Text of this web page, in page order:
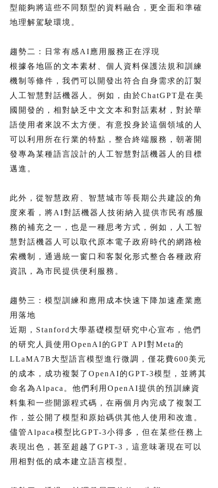
型能夠將這些不同類型的資料融合，更全面和準確
地理解駕駛環境。
趨勢二：日常有感AI應用服務正在浮現
根據各地區的文本素材、個人資料保護法規和訓練
機制等條件，我們可以開發出符合自身需求的訂製
人工智慧對話機器人。例如，由於ChatGPT是在美
國開發的，相對缺乏中文文本和對話素材，對於華
語使用者來說不太方便。有意投身於這個領域的人
可以利用所在行業的特點，整合終端服務，朝著開
發專為某種語言設計的人工智慧對話機器人的目標
邁進。
此外，從智慧政府、智慧城市等長期公共建設的角
度來看，將AI對話機器人技術納入提供市民有感服
務的補充之一，也是一種思考方式，例如，人工智
慧對話機器人可以取代原本電子政府時代的網路檢
索機制，通過統一窗口和客製化形式整合各種政府
資訊，為市民提供便利服務。
趨勢三：模型訓練和應用成本快速下降加速產業應
用落地
近期，Stanford大學基礎模型研究中心宣布，他們
的研究人員使用OpenAI的GPT API對Meta的
LLaMA7B大型語言模型進行微調，僅花費600美元
的成本，成功複製了OpenAI的GPT-3模型，並將其
命名為Alpaca。他們利用OpenAI提供的預訓練資
料集和一些開源程式碼，在兩個月內完成了複製工
作，並公開了模型和原始碼供其他人使用和改進。
儘管Alpaca模型比GPT-3小得多，但在某些任務上
表現出色，甚至超越了GPT-3，這意味著現在可以
用相對低的成本建立語言模型。